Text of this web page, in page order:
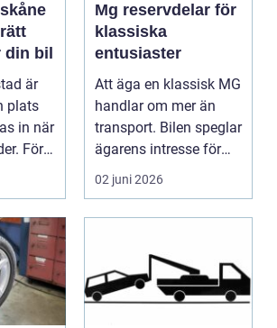
bil
är
plats
in när
För
Mg reservdelar för
klassiska
entusiaster
Att äga en klassisk MG
handlar om mer än
transport. Bilen speglar
ägarens intresse för
teknik, histo...
02 juni 2026